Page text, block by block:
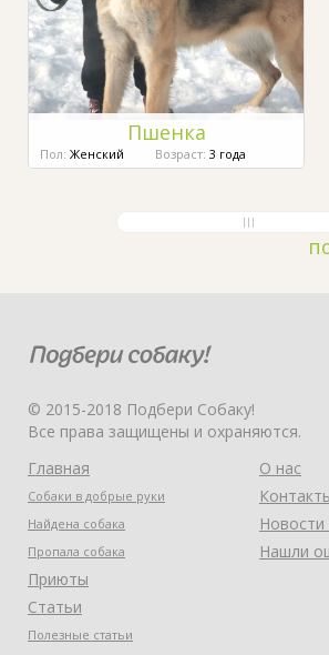
Пшенка
Пол: Женский Возраст: 3 года
© 2015-2018 Подбери Собаку!
Все права защищены и охраняются.
Главная
Собаки в добрые руки
Найдена собака
Пропала собака
Приюты
Статьи
Полезные статьи
О нас
Новости
Нашли